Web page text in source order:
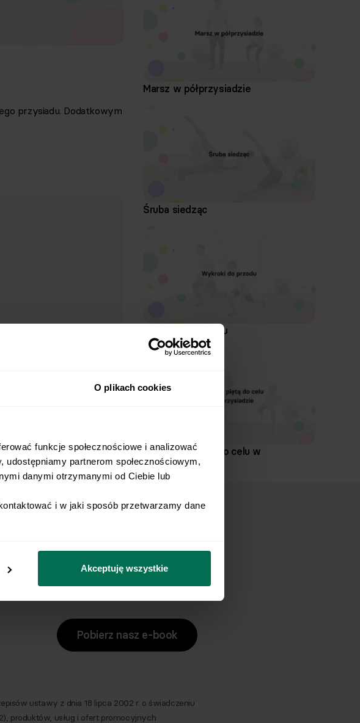
O plikach cookies
funkcje społecznościowe i analizować
partnerom społecznościowym,
danymi otrzymanymi od Ciebie lub
i w jaki sposób przetwarzamy dane
Akceptuję wszystkie
przysiadu. Dodatkowym
Marsz w półprzysiadzie
Śruba siedząc
Wykroki do przodu
Dotykanie piętą do celu w
półprzysiadzie
ćwiczeń na brzuch.
Pobierz nasz e-book
ustawy z dnia 18 lipca 2002 r. o świadczeniu
produktów, usług i ofert promocyjnych